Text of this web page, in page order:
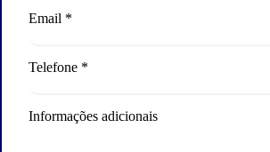
Email *
Telefone *
Informações adicionais